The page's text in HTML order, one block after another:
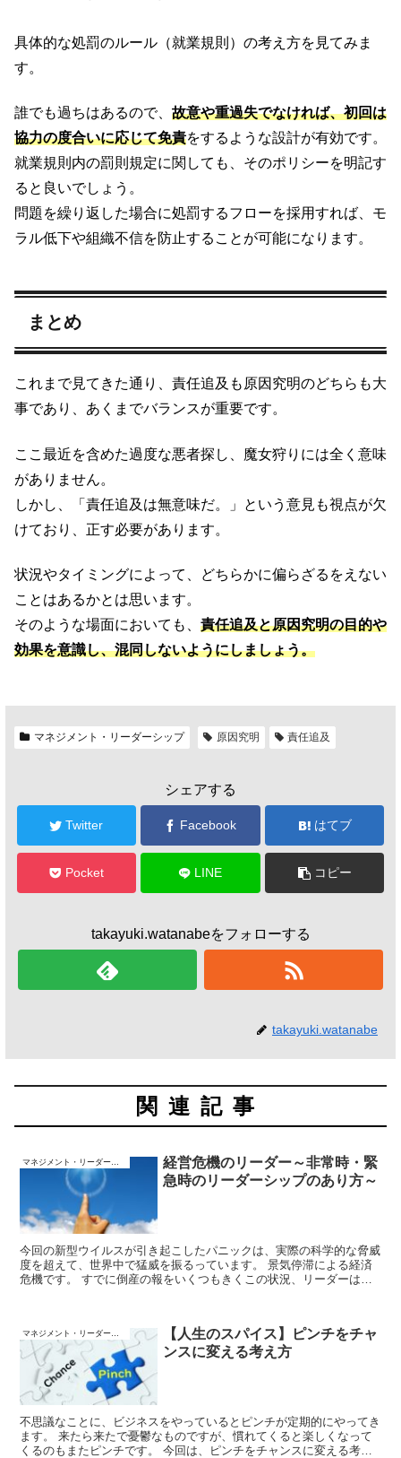
具体的な処罰のルール（就業規則）の考え方を見てみま
す。
誰でも過ちはあるので、 故意や重過失でなければ、初回は
協力の度合いに応じて免責をするような設計が有効です。
就業規則内の罰則規定に関しても、そのポリシーを明記す
ると良いでしょう。
問題を繰り返した場合に処罰するフローを採用すれば、モ
ラル低下や組織不信を防止することが可能になります。
まとめ
これまで見てきた通り、責任追及も原因究明のどちらも大
事であり、あくまでバランスが重要です。
ここ最近を含めた過度な悪者探し、魔女狩りには全く意味
がありません。
しかし、「責任追及は無意味だ。」という意見も視点が欠
けており、正す必要があります。
状況やタイミングによって、どちらかに偏らざるをえない
ことはあるかとは思います。
そのような場面においても、 責任追及と原因究明の目的や
効果を意識し、混同しないようにしましょう。
マネジメント・リーダーシップ 原因究明 責任追及
シェアする
Twitter Facebook はてブ
Pocket LINE コピー
takayuki.watanabeをフォローする
takayuki.watanabe
関連記事
マネジメント・リーダーシップ
経営危機のリーダー～非常時・緊
急時のリーダーシップのあり方～
今回の新型ウイルスが引き起こしたパニックは、実際の科学的な脅威
度を超えて、世界中で猛威を振るっています。 景気停滞による経済
危機です。 すでに倒産の報をいくつもきくこの状況、リーダーはど
【人生のスパイス】ピンチをチャ
ンスに変える考え方
不思議なことに、ビジネスをやっているとピンチが定期的にやってき
ます。 来たら来たで憂鬱なものですが、慣れてくると楽しくなって
くるのもまたピンチです。 今回は、ピンチをチャンスに変える考え